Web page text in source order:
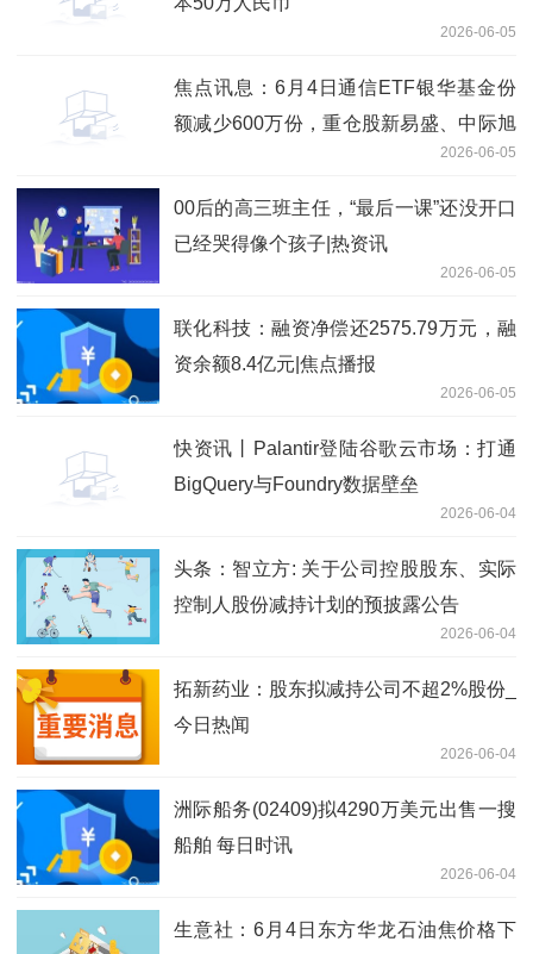
2026-06-05
焦点讯息：6月4日通信ETF银华基金份
额减少600万份，重仓股新易盛、中际旭
2026-06-05
00后的高三班主任，“最后一课”还没开口
已经哭得像个孩子|热资讯
2026-06-05
联化科技：融资净偿还2575.79万元，融
资余额8.4亿元|焦点播报
2026-06-05
快资讯丨Palantir登陆谷歌云市场：打通
BigQuery与Foundry数据壁垒
2026-06-04
头条：智立方: 关于公司控股股东、实际
控制人股份减持计划的预披露公告
2026-06-04
拓新药业：股东拟减持公司不超2%股份_
今日热闻
2026-06-04
洲际船务(02409)拟4290万美元出售一搜
船舶 每日时讯
2026-06-04
生意社：6月4日东方华龙石油焦价格下